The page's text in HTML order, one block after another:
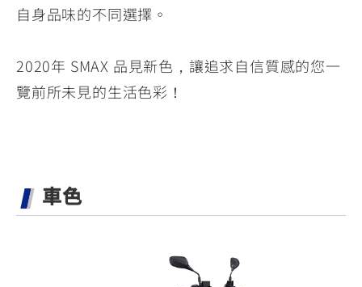
自身品味的不同選擇。
2020年 SMAX 品見新色，讓追求自信質感的您一
覽前所未見的生活色彩！
車色